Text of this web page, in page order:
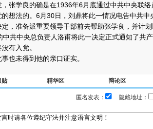
学良的确是在1936年6月底通过中共中央联络
想法的。6月30日，刘鼎将此一情况电告中共中
，准备派重要领导干部前去帮助张学良，并计划
共中央总负责人洛甫将此一决定正式通知了共产
有入党。
未得到他的亲口证实。
贴 精华区 辩论区
匿名发表：
隐藏地址：